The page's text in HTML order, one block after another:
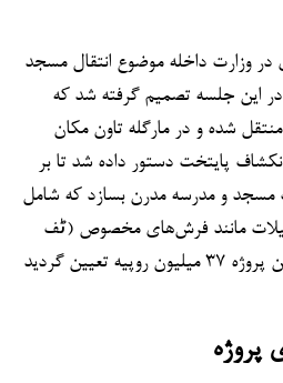
در جلسه‌ای در وزارت داخله موضوع انتقال مسجد
این جلسه تصمیم گرفته شد که
شده و در مارگله تاون مکان
پایتخت دستور داده شد تا بر
۱۰۰ فوت یک مسجد و مدرسه مدرن بسازد که شامل
مانند فرش‌های مخصوص (ٹف
تعیین گردید